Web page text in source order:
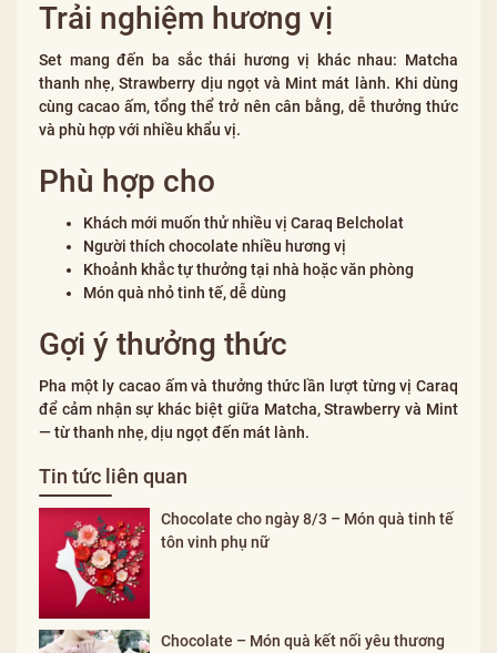
Trải nghiệm hương vị
Set mang đến ba sắc thái hương vị khác nhau: Matcha
thanh nhẹ, Strawberry dịu ngọt và Mint mát lành. Khi dùng
cùng cacao ấm, tổng thể trở nên cân bằng, dễ thưởng thức
và phù hợp với nhiều khẩu vị.
Phù hợp cho
Khách mới muốn thử nhiều vị Caraq Belcholat
Người thích chocolate nhiều hương vị
Khoảnh khắc tự thưởng tại nhà hoặc văn phòng
Món quà nhỏ tinh tế, dễ dùng
Gợi ý thưởng thức
Pha một ly cacao ấm và thưởng thức lần lượt từng vị Caraq
để cảm nhận sự khác biệt giữa Matcha, Strawberry và Mint
— từ thanh nhẹ, dịu ngọt đến mát lành.
Tin tức liên quan
Chocolate cho ngày 8/3 – Món quà tinh tế
tôn vinh phụ nữ
Chocolate – Món quà kết nối yêu thương